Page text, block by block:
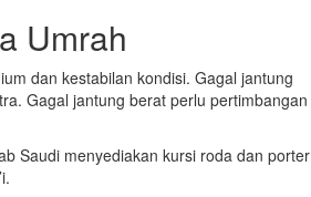
Umrah
dan kestabilan kondisi. Gagal jantung
Gagal jantung berat perlu pertimbangan
Saudi menyediakan kursi roda dan porter